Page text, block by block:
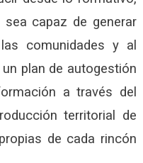
capaz de generar
comunidades y al
plan de autogestión
a través del
territorial de
de cada rincón